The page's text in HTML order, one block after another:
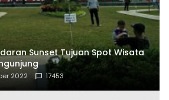
Sunset Tujuan Spot Wisata
2022 17453